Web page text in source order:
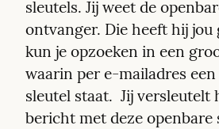
sleutels. Jij weet de
ontvanger. Die heeft hij jou
kun je opzoeken in een
waarin per e-mailadres
sleutel staat.  Jij versleutelt
bericht met deze openbare